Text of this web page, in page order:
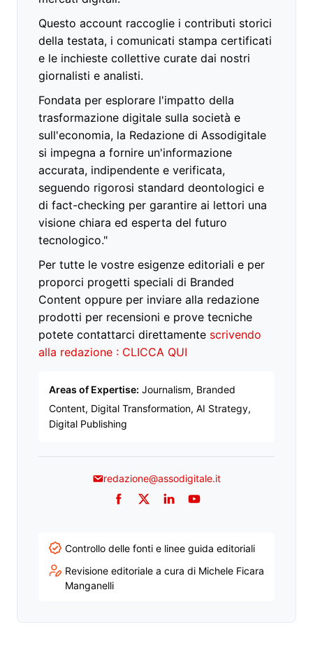
Questo account raccoglie i contributi storici
della testata, i comunicati stampa certificati
e le inchieste collettive curate dai nostri
giornalisti e analisti.
Fondata per esplorare l'impatto della
trasformazione digitale sulla società e
sull'economia, la Redazione di Assodigitale
si impegna a fornire un'informazione
accurata, indipendente e verificata,
seguendo rigorosi standard deontologici e
di fact-checking per garantire ai lettori una
visione chiara ed esperta del futuro
tecnologico."
Per tutte le vostre esigenze editoriali e per
proporci progetti speciali di Branded
Content oppure per inviare alla redazione
prodotti per recensioni e prove tecniche
potete contattarci direttamente scrivendo
alla redazione : CLICCA QUI
Areas of Expertise: Journalism, Branded
Content, Digital Transformation, AI Strategy,
Digital Publishing
redazione@assodigitale.it
Facebook
TwitterLinkedInYouTube
Controllo delle fonti e linee guida editoriali
Revisione editoriale a cura di Michele Ficara
Manganelli